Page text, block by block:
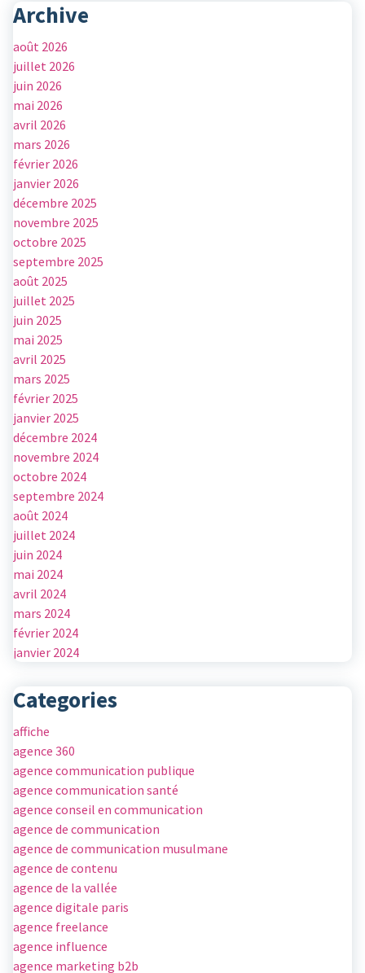
Archive
août 2026
juillet 2026
juin 2026
mai 2026
avril 2026
mars 2026
février 2026
janvier 2026
décembre 2025
novembre 2025
octobre 2025
septembre 2025
août 2025
juillet 2025
juin 2025
mai 2025
avril 2025
mars 2025
février 2025
janvier 2025
décembre 2024
novembre 2024
octobre 2024
septembre 2024
août 2024
juillet 2024
juin 2024
mai 2024
avril 2024
mars 2024
février 2024
janvier 2024
Categories
affiche
agence 360
agence communication publique
agence communication santé
agence conseil en communication
agence de communication
agence de communication musulmane
agence de contenu
agence de la vallée
agence digitale paris
agence freelance
agence influence
agence marketing b2b